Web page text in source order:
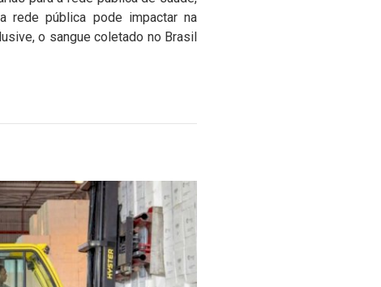
rede pública pode impactar na
o sangue coletado no Brasil